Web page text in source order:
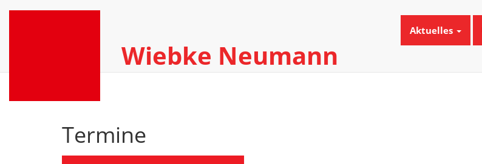
Wiebke Neumann
Aktuelles
Termine